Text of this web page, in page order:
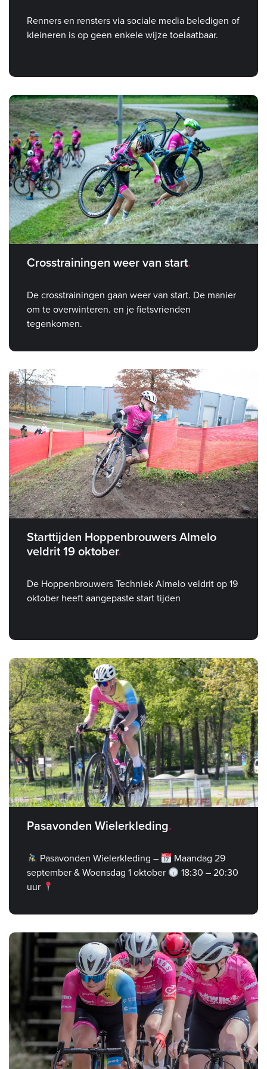
Renners en rensters via sociale media beledigen of
kleineren is op geen enkele wijze toelaatbaar.
Crosstrainingen weer van start
De crosstrainingen gaan weer van start. De manier
om te overwinteren. en je fietsvrienden
tegenkomen.
Starttijden Hoppenbrouwers Almelo
veldrit 19 oktober
De Hoppenbrouwers Techniek Almelo veldrit op 19
oktober heeft aangepaste start tijden
Pasavonden Wielerkleding
Pasavonden Wielerkleding –
Maandag 29
september & Woensdag 1 oktober
18:30 – 20:30
uur